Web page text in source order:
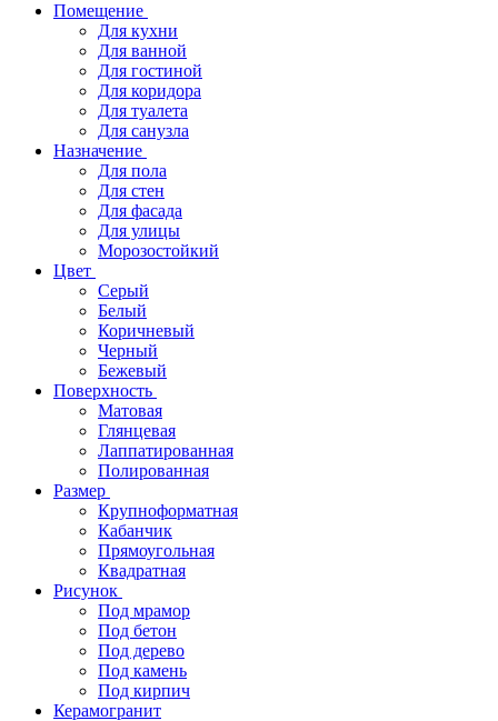
Помещение
Для кухни
Для ванной
Для гостиной
Для коридора
Для туалета
Для санузла
Назначение
Для пола
Для стен
Для фасада
Для улицы
Морозостойкий
Цвет
Серый
Белый
Коричневый
Черный
Бежевый
Поверхность
Матовая
Глянцевая
Лаппатированная
Полированная
Размер
Крупноформатная
Кабанчик
Прямоугольная
Квадратная
Рисунок
Под мрамор
Под бетон
Под дерево
Под камень
Под кирпич
Керамогранит